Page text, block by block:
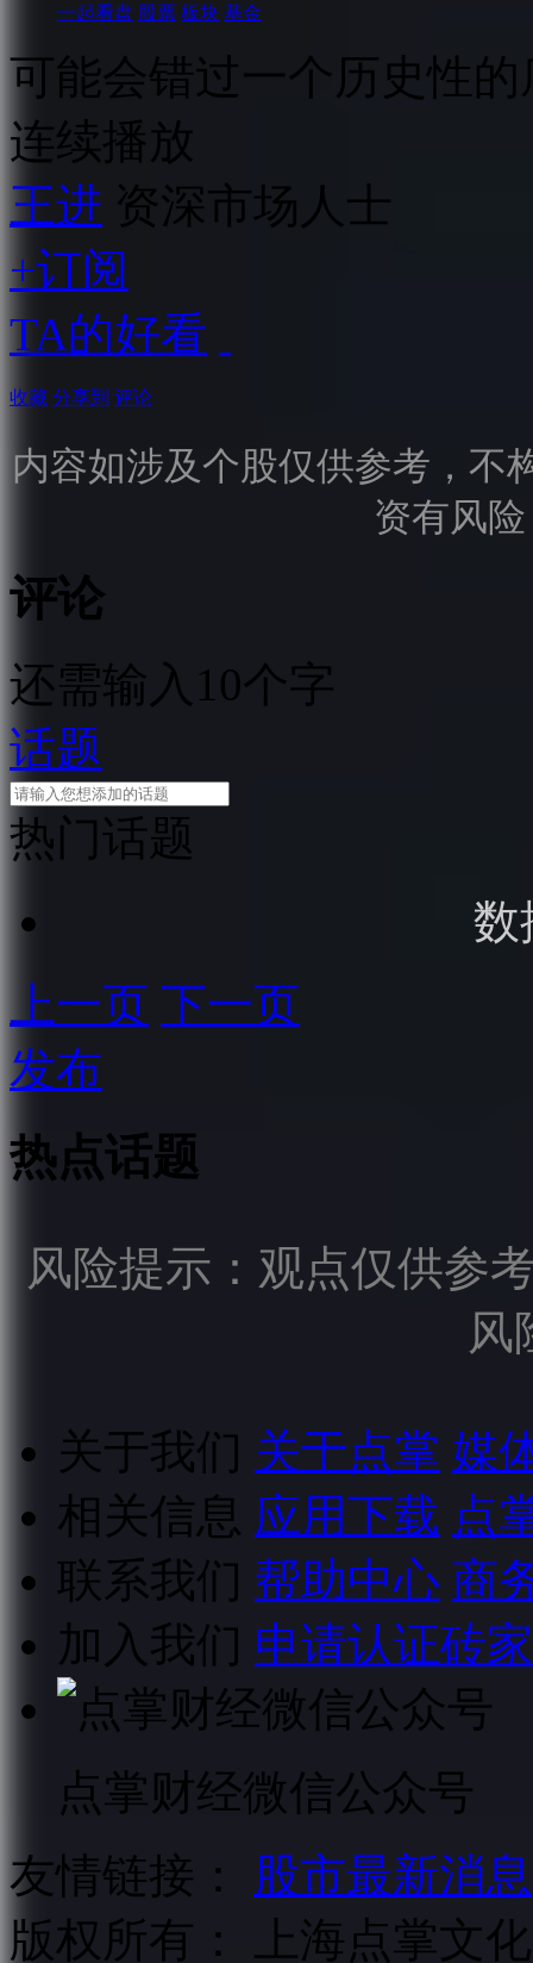
一起看盘 股票 板块 基金
可能会错过一个历史性的
连续播放
王进 资深市场人士
+订阅
TA的好看
收藏 分享到 评论
内容如涉及个股仅供参考，不
资有风
评论
还需输入10个字
话题
热门话题
数
上一页 下一页
发布
热点话题
风险提示：观点仅供参
风
关于我们 关于点掌 媒
相关信息 应用下载 点
联系我们 帮助中心 商
加入我们 申请认证砖家
点掌财经微信公众号
友情链接：
股市最新消息
版权所有：
上海点掌文